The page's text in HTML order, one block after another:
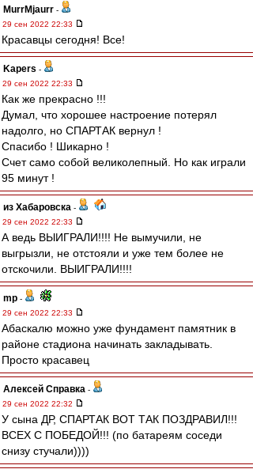
MurrMjaurr -
29 сен 2022 22:33
Красавцы сегодня! Все!
Kapers -
29 сен 2022 22:33
Как же прекрасно !!!
Думал, что хорошее настроение потерял
надолго, но СПАРТАК вернул !
Спасибо ! Шикарно !
Счет само собой великолепный. Но как играли
95 минут !
из Хабаровска -
29 сен 2022 22:33
А ведь ВЫИГРАЛИ!!!! Не вымучили, не
выгрызли, не отстояли и уже тем более не
отскочили. ВЫИГРАЛИ!!!!
mp -
29 сен 2022 22:33
Абаскалю можно уже фундамент памятник в
районе стадиона начинать закладывать.
Просто красавец
Алексей Справка -
29 сен 2022 22:32
У сына ДР, СПАРТАК ВОТ ТАК ПОЗДРАВИЛ!!!
ВСЕХ С ПОБЕДОЙ!!! (по батареям соседи
снизу стучали))))